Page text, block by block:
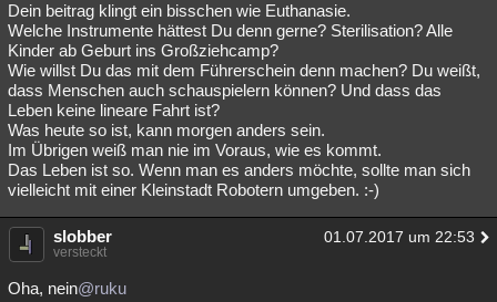
Dein beitrag klingt ein bisschen wie Euthanasie.
Welche Instrumente hättest Du denn gerne? Sterilisation? Alle
Kinder ab Geburt ins Großziehcamp?
Wie willst Du das mit dem Führerschein denn machen? Du weißt,
dass Menschen auch schauspielern können? Und dass das
Leben keine lineare Fahrt ist?
Was heute so ist, kann morgen anders sein.
Im Übrigen weiß man nie im Voraus, wie es kommt.
Das Leben ist so. Wenn man es anders möchte, sollte man sich
vielleicht mit einer Kleinstadt Robotern umgeben. :-)
slobber 01.07.2017 um 22:53
versteckt
Oha, nein@ruku